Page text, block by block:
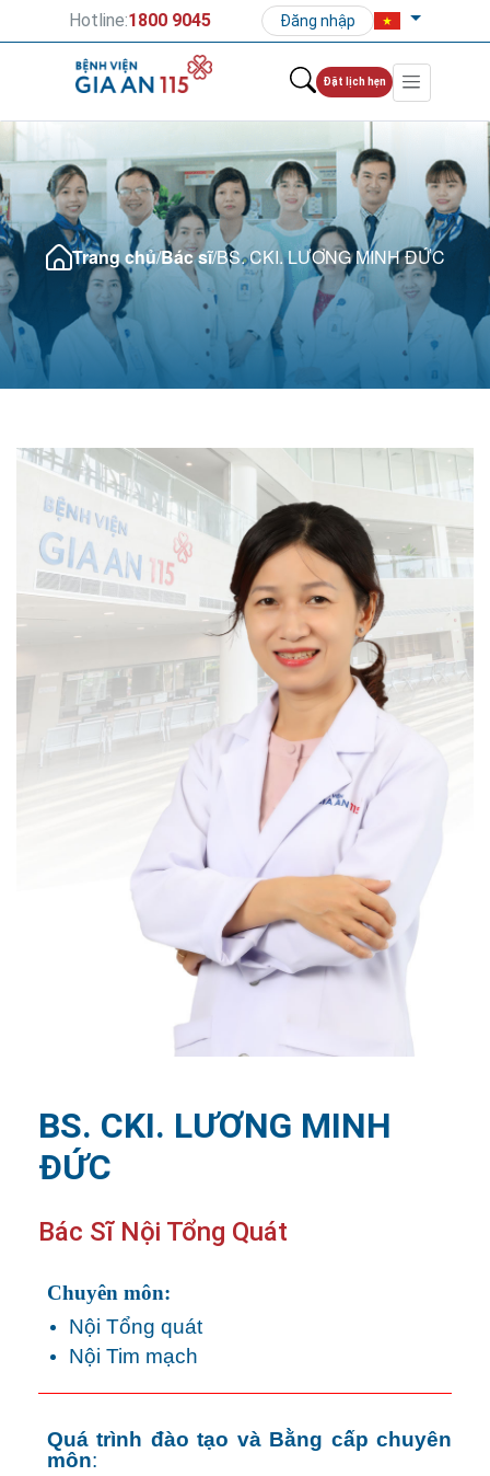
Hotline:1800 9045 Đăng nhập
Đặt lịch hẹn
Trang chủ/Bác sĩ/BS. CKI. LƯƠNG MINH ĐỨC
BS. CKI. LƯƠNG MINH
ĐỨC
Bác Sĩ Nội Tổng Quát
Chuyên môn:
Nội Tổng quát
Nội Tim mạch
Quá trình đào tạo và Bằng cấp chuyên
môn: